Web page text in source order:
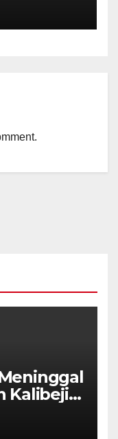
Warga
Kalibeji,
Ada